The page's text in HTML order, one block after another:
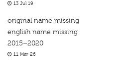
13 Jul 19
original name missing
english name missing
2015–2020
11 Mar 26